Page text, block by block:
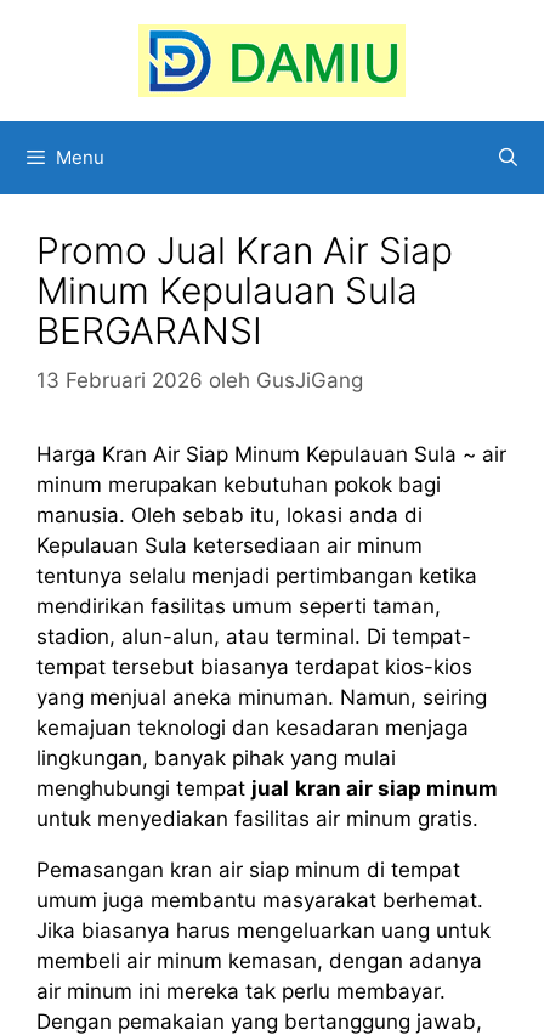
Menu
Promo Jual Kran Air Siap
Minum Kepulauan Sula
BERGARANSI
13 Februari 2026 oleh GusJiGang
Harga Kran Air Siap Minum Kepulauan Sula ~ air
minum merupakan kebutuhan pokok bagi
manusia. Oleh sebab itu, lokasi anda di
Kepulauan Sula ketersediaan air minum
tentunya selalu menjadi pertimbangan ketika
mendirikan fasilitas umum seperti taman,
stadion, alun-alun, atau terminal. Di tempat-
tempat tersebut biasanya terdapat kios-kios
yang menjual aneka minuman. Namun, seiring
kemajuan teknologi dan kesadaran menjaga
lingkungan, banyak pihak yang mulai
menghubungi tempat jual kran air siap minum
untuk menyediakan fasilitas air minum gratis.
Pemasangan kran air siap minum di tempat
umum juga membantu masyarakat berhemat.
Jika biasanya harus mengeluarkan uang untuk
membeli air minum kemasan, dengan adanya
air minum ini mereka tak perlu membayar.
Dengan pemakaian yang bertanggung jawab,